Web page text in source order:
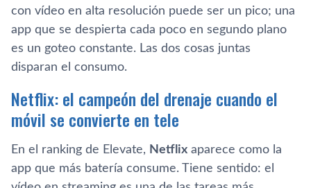
con vídeo en alta resolución puede ser un pico; una
app que se despierta cada poco en segundo plano
es un goteo constante. Las dos cosas juntas
disparan el consumo.
Netflix: el campeón del drenaje cuando el
móvil se convierte en tele
En el ranking de Elevate, Netflix aparece como la
app que más batería consume. Tiene sentido: el